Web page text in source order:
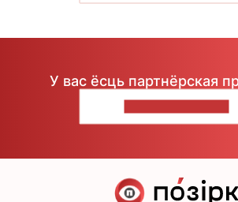
У вас ёсць партнёрская